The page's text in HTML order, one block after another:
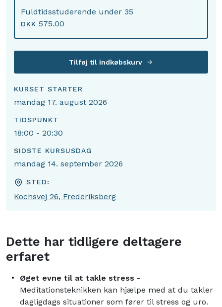
Fuldtidsstuderende under 35
DKK 575.00
Tilføj til indkøbskurv
KURSET STARTER
mandag 17. august 2026
TIDSPUNKT
18:00 - 20:30
SIDSTE KURSUSDAG
mandag 14. september 2026
STED:
Kochsvej 26, Frederiksberg
Dette har tidligere deltagere
erfaret
Øget evne til at takle stress -
Meditationsteknikken kan hjælpe med at du takler
dagligdags situationer som fører til stress og uro.